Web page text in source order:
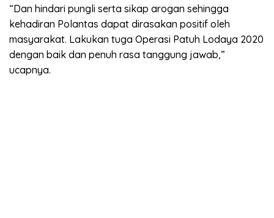
“Dan hindari pungli serta sikap arogan sehingga
kehadiran Polantas dapat dirasakan positif oleh
masyarakat. Lakukan tuga Operasi Patuh Lodaya 2020
dengan baik dan penuh rasa tanggung jawab,”
ucapnya.